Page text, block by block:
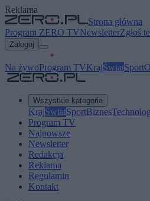
Reklama
Strona główna
Program ZERO TVNewsletterZgłoś
Zaloguj
Na żywoProgram TVKrajŚwiatSport
Wszystkie kategorie
KrajŚwiatSportBiznes
Program TV
Najnowsze
Newsletter
Redakcja
Reklama
Regulamin
Kontakt